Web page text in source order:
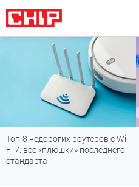
Топ-8 недорогих роутеров с Wi-
Fi 7: все «плюшки» последнего
стандарта